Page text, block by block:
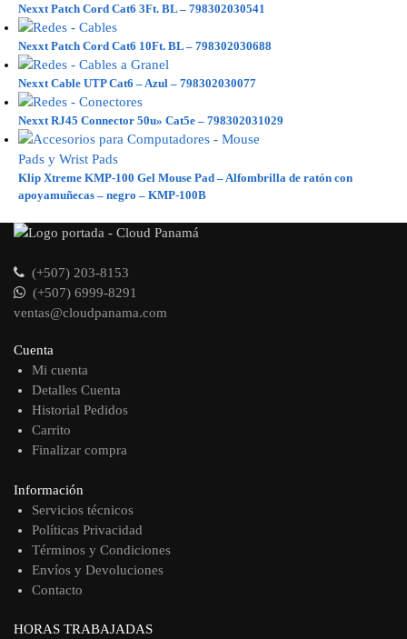
Nexxt Patch Cord Cat6 3Ft. BL – 798302030541
Nexxt Patch Cord Cat6 10Ft. BL – 798302030688
Nexxt Cable UTP Cat6 – Azul – 798302030077
Nexxt RJ45 Connector 50u» Cat5e – 798302031029
Klip Xtreme KMP-100 Gel Mouse Pad – Alfombrilla de ratón con
apoyamuñecas – negro – KMP-100B
(+507) 203-8153
(+507) 6999-8291
ventas@cloudpanama.com
Cuenta
Mi cuenta
Detalles Cuenta
Historial Pedidos
Carrito
Finalizar compra
Información
Servicios técnicos
Políticas Privacidad
Términos y Condiciones
Envíos y Devoluciones
Contacto
HORAS TRABAJADAS